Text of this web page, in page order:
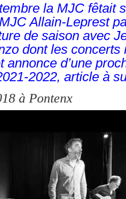
la MJC fêtait
Allain-Leprest
de saison avec
dont les concerts
annonce d’une
2022, article à
à Pontenx